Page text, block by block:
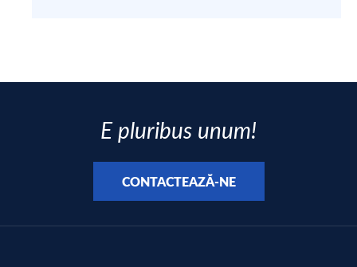
E pluribus unum!
CONTACTEAZĂ-NE